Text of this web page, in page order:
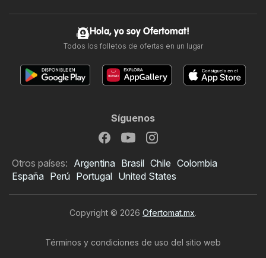
Hola, yo soy Ofertomat!
Todos los folletos de ofertas en un lugar
Síguenos
Otros países: Argentina Brasil Chile Colombia
España Perú Portugal United States
Copyright © 2026 Ofertomat.mx.
Términos y condiciones de uso del sitio web